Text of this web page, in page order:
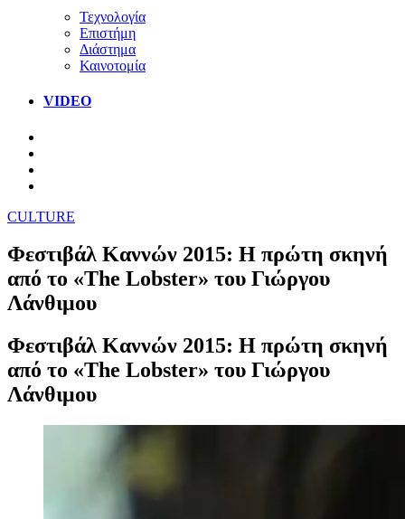
Τεχνολογία
Επιστήμη
Διάστημα
Καινοτομία
VIDEO
CULTURE
Φεστιβάλ Καννών 2015: Η πρώτη σκηνή
από το «The Lobster» του Γιώργου
Λάνθιμου
Φεστιβάλ Καννών 2015: Η πρώτη σκηνή
από το «The Lobster» του Γιώργου
Λάνθιμου